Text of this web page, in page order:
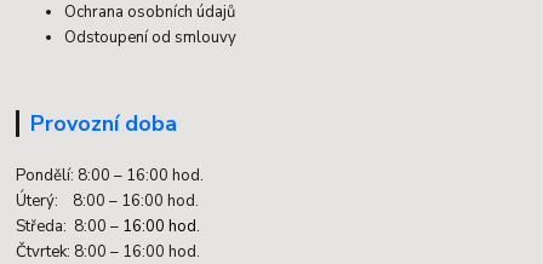
Ochrana osobních údajů
Odstoupení od smlouvy
Provozní doba
Pondělí: 8:00 – 16:00 hod.
Úterý: 8:00 – 16:00 hod.
Středa: 8:00 – 16:00 hod.
Čtvrtek: 8:00 – 16:00 hod.